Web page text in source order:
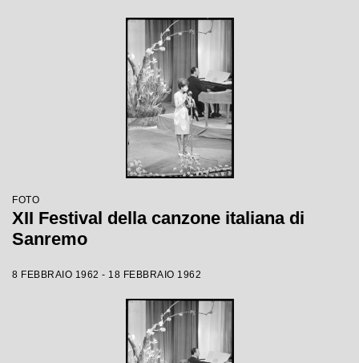
FOTO
XII Festival della canzone italiana di
Sanremo
8 FEBBRAIO 1962 - 18 FEBBRAIO 1962